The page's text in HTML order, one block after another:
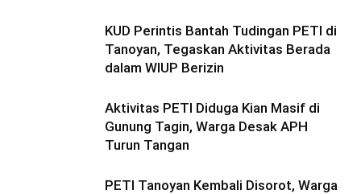
KUD Perintis Bantah Tudingan PETI di
Tanoyan, Tegaskan Aktivitas Berada
dalam WIUP Berizin
Aktivitas PETI Diduga Kian Masif di
Gunung Tagin, Warga Desak APH
Turun Tangan
PETI Tanoyan Kembali Disorot, Warga